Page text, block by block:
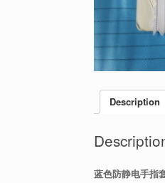
Description
蓝色防静电手指